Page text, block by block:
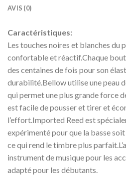
AVIS (0)
Caractéristiques:
Les touches noires et blanches du
confortable et réactif.Chaque
des centaines de fois pour son
durabilité.Bellow utilise une peau
qui permet une plus grande force
est facile de pousser et tirer et
l’effort.Imported Reed est
expérimenté pour que la basse
ce qui rend le timbre plus
instrument de musique pour les
adapté pour les débutants.